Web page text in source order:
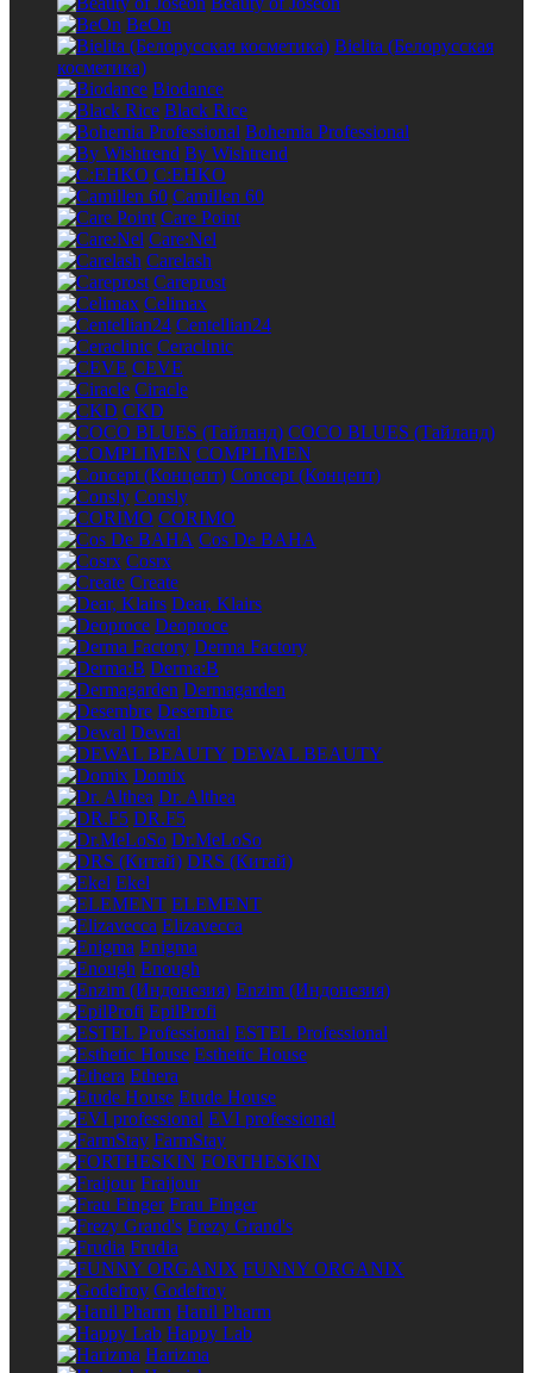
BeOn
Bielita (Белорусская
косметика)
Biodance
Black Rice
Bohemia Professional
By Wishtrend
C:EHKO
Camillen 60
Care Point
Care:Nel
Carelash
Careprost
Celimax
Centellian24
Ceraclinic
CEVE
Ciracle
CKD
COCO BLUES (Тайланд)
COMPLIMEN
Concept (Концепт)
Consly
CORIMO
Cos De BAHA
Cosrx
Create
Dear, Klairs
Deoproce
Derma Factory
Derma:B
Dermagarden
Desembre
Dewal
DEWAL BEAUTY
Domix
Dr. Althea
DR.F5
Dr.MeLoSo
DRS (Китай)
Ekel
ELEMENT
Elizavecca
Enigma
Enough
Enzim (Индонезия)
EpilProfi
ESTEL Professional
Esthetic House
Ethera
Etude House
EVI professional
FarmStay
FORTHESKIN
Fraijour
Frau Finger
Frezy Grand's
Frudia
FUNNY ORGANIX
Godefroy
Hanil Pharm
Happy Lab
Harizma